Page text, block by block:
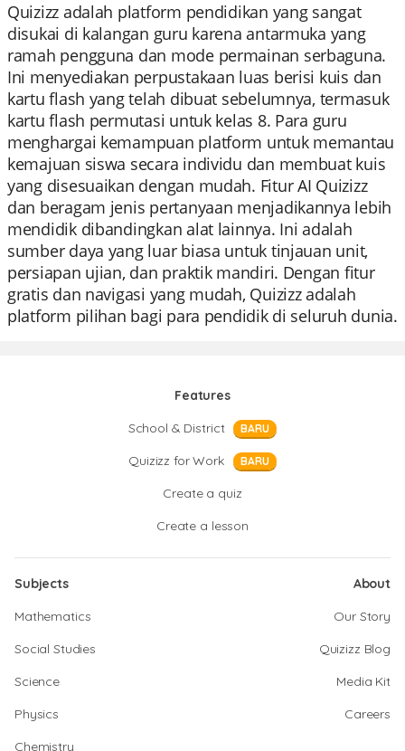
Quizizz adalah platform pendidikan yang sangat
disukai di kalangan guru karena antarmuka yang
ramah pengguna dan mode permainan serbaguna.
Ini menyediakan perpustakaan luas berisi kuis dan
kartu flash yang telah dibuat sebelumnya, termasuk
kartu flash permutasi untuk kelas 8. Para guru
menghargai kemampuan platform untuk memantau
kemajuan siswa secara individu dan membuat kuis
yang disesuaikan dengan mudah. Fitur AI Quizizz
dan beragam jenis pertanyaan menjadikannya lebih
mendidik dibandingkan alat lainnya. Ini adalah
sumber daya yang luar biasa untuk tinjauan unit,
persiapan ujian, dan praktik mandiri. Dengan fitur
gratis dan navigasi yang mudah, Quizizz adalah
platform pilihan bagi para pendidik di seluruh dunia.
Features
School & District
BARU
Quizizz for Work BARU
Create a quiz
Create a lesson
Subjects
Mathematics
Social Studies
Science
Physics
Chemistry
About
Our Story
Quizizz Blog
Media Kit
Careers